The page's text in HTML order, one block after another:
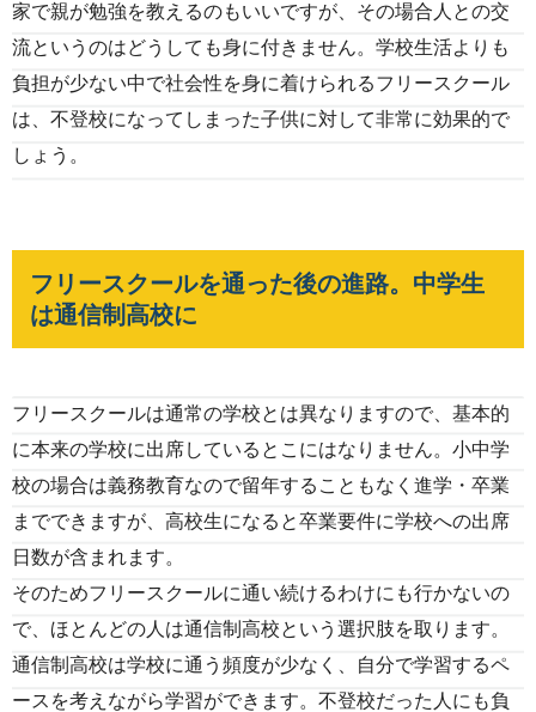
家で親が勉強を教えるのもいいですが、その場合人との交
流というのはどうしても身に付きません。学校生活よりも
負担が少ない中で社会性を身に着けられるフリースクール
は、不登校になってしまった子供に対して非常に効果的で
しょう。
フリースクールを通った後の進路。中学生
は通信制高校に
フリースクールは通常の学校とは異なりますので、基本的
に本来の学校に出席しているとこにはなりません。小中学
校の場合は義務教育なので留年することもなく進学・卒業
までできますが、高校生になると卒業要件に学校への出席
日数が含まれます。
そのためフリースクールに通い続けるわけにも行かないの
で、ほとんどの人は通信制高校という選択肢を取ります。
通信制高校は学校に通う頻度が少なく、自分で学習するペ
ースを考えながら学習ができます。不登校だった人にも負